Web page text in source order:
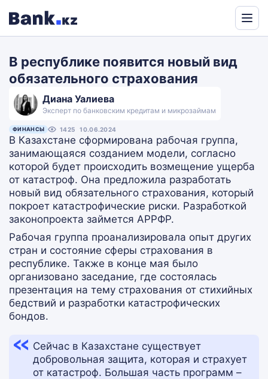
Translate
В республике появится новый вид
обязательного страхования
Диана Уалиева
Эксперт по банковским кредитам и микрозаймам
ФИНАНСЫ 1425 10.06.2024
В Казахстане сформирована рабочая группа,
занимающаяся созданием модели, согласно
которой будет происходить возмещение ущерба
от катастроф. Она предложила разработать
новый вид обязательного страхования, который
покроет катастрофические риски. Разработкой
законопроекта займется АРРФР.
Рабочая группа проанализировала опыт других
стран и состояние сферы страхования в
республике. Также в конце мая было
организовано заседание, где состоялась
презентация на тему страхования от стихийных
бедствий и разработки катастрофических
бондов.
Сейчас в Казахстане существует
добровольная защита, которая и страхует
от катастроф. Большая часть программ –